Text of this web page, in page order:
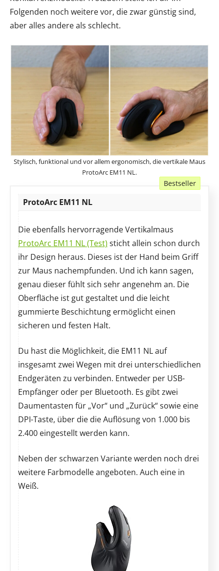
Folgenden noch weitere vor, die zwar günstig sind,
aber alles andere als schlecht.
Stylisch, funktional und vor allem ergonomisch, die vertikale Maus
ProtoArc EM11 NL.
ProtoArc EM11 NL
Die ebenfalls hervorragende Vertikalmaus
ProtoArc EM11 NL (Test) sticht allein schon durch
ihr Design heraus. Dieses ist der Hand beim Griff
zur Maus nachempfunden. Und ich kann sagen,
genau dieser fühlt sich sehr angenehm an. Die
Oberfläche ist gut gestaltet und die leicht
gummierte Beschichtung ermöglicht einen
sicheren und festen Halt.
Du hast die Möglichkeit, die EM11 NL auf
insgesamt zwei Wegen mit drei unterschiedlichen
Endgeräten zu verbinden. Entweder per USB-
Empfänger oder per Bluetooth. Es gibt zwei
Daumentasten für „Vor“ und „Zurück“ sowie eine
DPI-Taste, über die die Auflösung von 1.000 bis
2.400 eingestellt werden kann.
Neben der schwarzen Variante werden noch drei
weitere Farbmodelle angeboten. Auch eine in
Weiß.
Angebot
Bestseller